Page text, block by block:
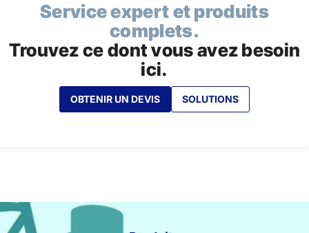
Service expert et produits
complets.
Trouvez ce dont vous avez besoin
ici.
OBTENIR UN DEVIS SOLUTIONS